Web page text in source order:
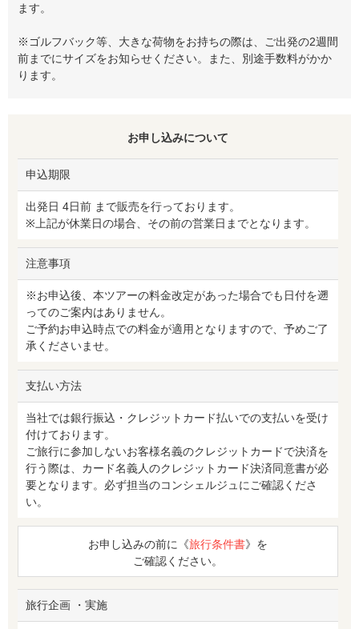
ます。
※ゴルフバック等、大きな荷物をお持ちの際は、ご出発の2週間
前までにサイズをお知らせください。また、別途手数料がかか
ります。
お申し込みについて
申込期限
出発日 4日前 まで販売を行っております。
※上記が休業日の場合、その前の営業日までとなります。
注意事項
※お申込後、本ツアーの料金改定があった場合でも日付を遡
ってのご案内はありません。
ご予約お申込時点での料金が適用となりますので、予めご了
承くださいませ。
支払い方法
当社では銀行振込・クレジットカード払いでの支払いを受け
付けております。
ご旅行に参加しないお客様名義のクレジットカードで決済を
行う際は、カード名義人のクレジットカード決済同意書が必
要となります。必ず担当のコンシェルジュにご確認くださ
い。
お申し込みの前に《旅行条件書》を
ご確認ください。
旅行企画 ・実施